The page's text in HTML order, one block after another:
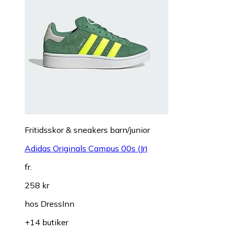
Fritidsskor & sneakers barn/junior
Adidas Originals Campus 00s (Jr)
fr.
258 kr
hos DressInn
+14 butiker